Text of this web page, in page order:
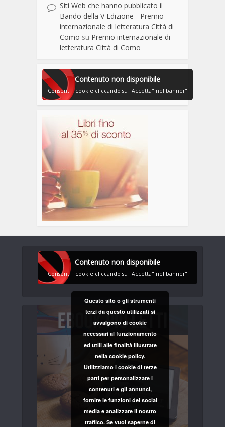
Siti Web che hanno pubblicato il
Bando della V Edizione - Premio
internazionale di letteratura Città di
Como su Premio internazionale di
letteratura Città di Como
Contenuto non disponibile
Consenti i cookie cliccando su "Accetta" nel banner"
Contenuto non disponibile
Consenti i cookie cliccando su "Accetta" nel banner"
Questo sito o gli strumenti
terzi da questo utilizzati si
avvalgono di cookie
necessari al funzionamento
ed utili alle finalità illustrate
nella cookie policy.
Utilizziamo i cookie di terze
parti per personalizzare i
contenuti e gli annunci,
fornire le funzioni dei social
media e analizzare il nostro
traffico. Se vuoi saperne di